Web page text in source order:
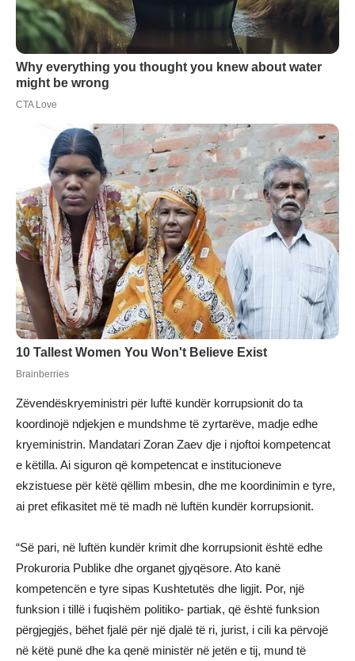
Zëvendëskryeministri për luftë kundër korrupsionit do ta
koordinojë ndjekjen e mundshme të zyrtarëve, madje edhe
kryeministrin. Mandatari Zoran Zaev dje i njoftoi kompetencat
e këtilla. Ai siguron që kompetencat e institucioneve
ekzistuese për këtë qëllim mbesin, dhe me koordinimin e tyre,
ai pret efikasitet më të madh në luftën kundër korrupsionit.
“Së pari, në luftën kundër krimit dhe korrupsionit është edhe
Prokuroria Publike dhe organet gjyqësore. Ato kanë
kompetencën e tyre sipas Kushtetutës dhe ligjit. Por, një
funksion i tillë i fuqishëm politiko- partiak, që është funksion
përgjegjës, bëhet fjalë për një djalë të ri, jurist, i cili ka përvojë
në këtë punë dhe ka qenë ministër në jetën e tij, mund të